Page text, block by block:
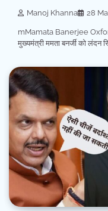
Manoj Khanna 28
mMamata Banerjee
मुख्यमंत्री ममता बनर्जी को लंदन